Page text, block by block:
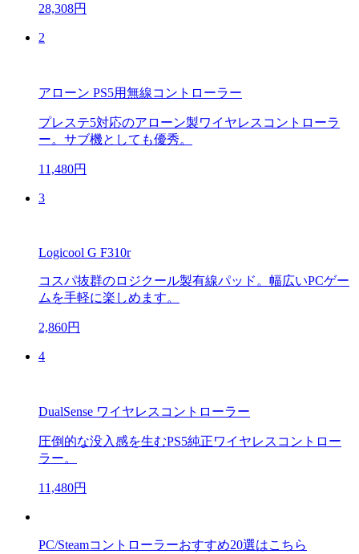
28,308円
2
アローン PS5用無線コントローラー
プレステ5対応のアローン製ワイヤレスコントローラ
ー。サブ機としても優秀。
11,480円
3
Logicool G F310r
コスパ抜群のロジクール製有線パッド。幅広いPCゲー
ムを手軽に楽しめます。
2,860円
4
DualSense ワイヤレスコントローラー
圧倒的な没入感を生むPS5純正ワイヤレスコントロー
ラー。
11,480円
PC/Steamコントローラーおすすめ20選はこちら